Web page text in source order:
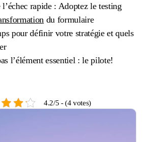
rapide : Adoptez le testing
du formulaire
pour définir votre stratégie et quels
l’élément essentiel : le pilote!
4.2/5 - (4 votes)